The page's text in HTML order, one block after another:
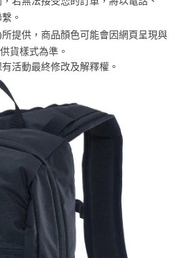
申辦者引起之損失，本公司不負相關責
將依據個別帳號之用戶狀況，依本公司即
額度不足之情形，本公司將視審查結果
人資訊註冊。若發現惡意使用之情形，
該用戶之使用額度並採取法律行動。
。
提供，商品顏色可能會因網頁呈現與
貨樣式為準。
活動最終修改及解釋權。